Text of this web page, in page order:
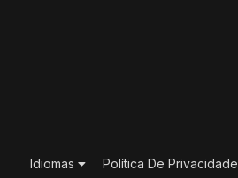
Idiomas Política De Privacidade